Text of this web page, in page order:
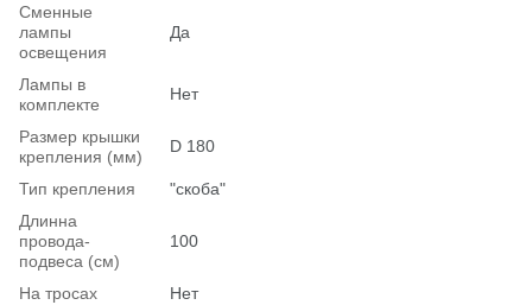
Сменные
лампы
освещения
Да
Лампы в
комплекте
Нет
Размер крышки
крепления (мм)
D 180
Тип крепления
"скоба"
Длинна
провода-
подвеса (см)
100
На тросах
Нет